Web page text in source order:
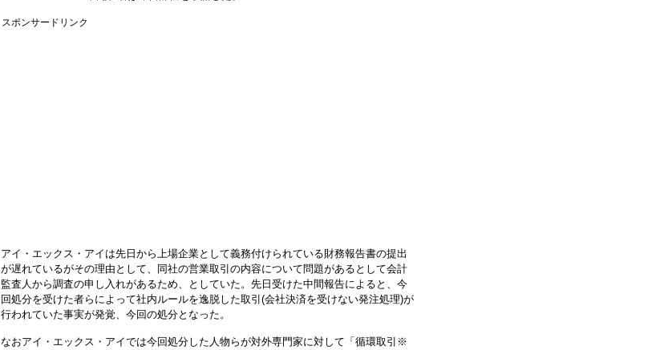
スポンサードリンク
アイ・エックス・アイは先日から上場企業として義務付けられている財務報告書の提出
が遅れているがその理由として、同社の営業取引の内容について問題があるとして会計
監査人から調査の申し入れがあるため、としていた。先日受けた中間報告によると、今
回処分を受けた者らによって社内ルールを逸脱した取引(会社決済を受けない発注処理)が
行われていた事実が発覚、今回の処分となった。
なおアイ・エックス・アイでは今回処分した人物らが対外専門家に対して「循環取引※